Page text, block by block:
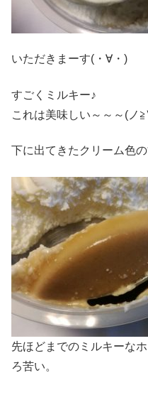
いただきまーす(・∀・)
すごくミルキー♪
これは美味しい～～～(ノ
下に出てきたクリーム色
先ほどまでのミルキーな
ろ苦い。